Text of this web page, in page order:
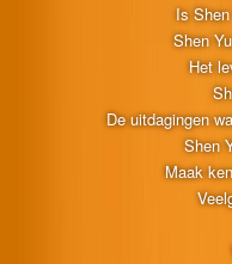
Is
Shen
Het
De uitdagingen
Shen
Maak